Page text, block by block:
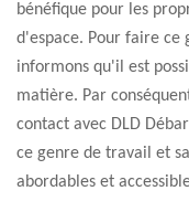
bénéfique pour les
d'espace. Pour faire ce
informons qu'il est
matière. Par
contact avec DLD
ce genre de travail et
abordables et